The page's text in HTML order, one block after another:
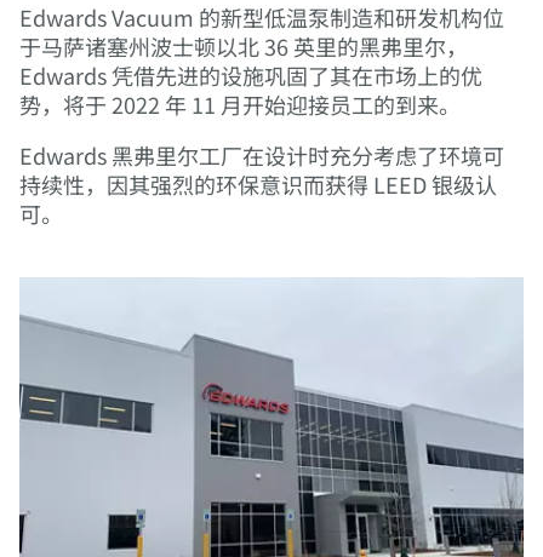
Edwards Vacuum 的新型低温泵制造和研发机构位
于马萨诸塞州波士顿以北 36 英里的黑弗里尔，
Edwards 凭借先进的设施巩固了其在市场上的优
势，将于 2022 年 11 月开始迎接员工的到来。
Edwards 黑弗里尔工厂在设计时充分考虑了环境可
持续性，因其强烈的环保意识而获得 LEED 银级认
可。